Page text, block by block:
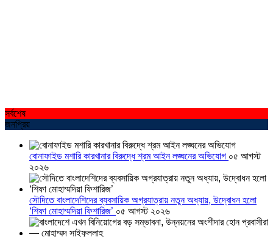
সর্বশেষ
জনপ্রিয়
বোনাফাইড মশারি কারখানার বিরুদ্ধে শ্রম আইন লঙ্ঘনের অভিযোগ ০৫ আগস্ট
২০২৬
সৌদিতে বাংলাদেশিদের ব্যবসায়িক অগ্রযাত্রায় নতুন অধ্যায়, উদ্বোধন হলো
‘শিফা মোহাম্মদিয়া ফিশারিজ’ ০৫ আগস্ট ২০২৬